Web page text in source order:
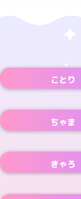
ことり
ちゃま
きゃろ